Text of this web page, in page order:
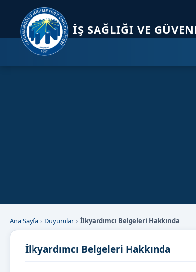
İŞ SAĞLIĞI VE
Ana Sayfa Duyurular İlkyardımcı Belgeleri Hakkında
İlkyardımcı Belgeleri Hakkında